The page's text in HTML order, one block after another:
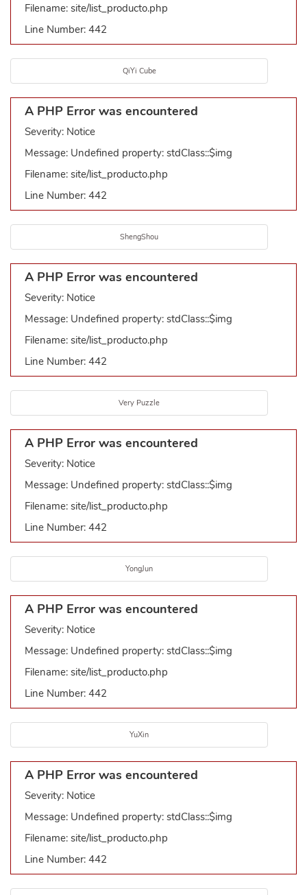
Filename: site/list_producto.php
Line Number: 442
QiYi Cube
A PHP Error was encountered
Severity: Notice
Message: Undefined property: stdClass::$img
Filename: site/list_producto.php
Line Number: 442
ShengShou
A PHP Error was encountered
Severity: Notice
Message: Undefined property: stdClass::$img
Filename: site/list_producto.php
Line Number: 442
Very Puzzle
A PHP Error was encountered
Severity: Notice
Message: Undefined property: stdClass::$img
Filename: site/list_producto.php
Line Number: 442
YongJun
A PHP Error was encountered
Severity: Notice
Message: Undefined property: stdClass::$img
Filename: site/list_producto.php
Line Number: 442
YuXin
A PHP Error was encountered
Severity: Notice
Message: Undefined property: stdClass::$img
Filename: site/list_producto.php
Line Number: 442